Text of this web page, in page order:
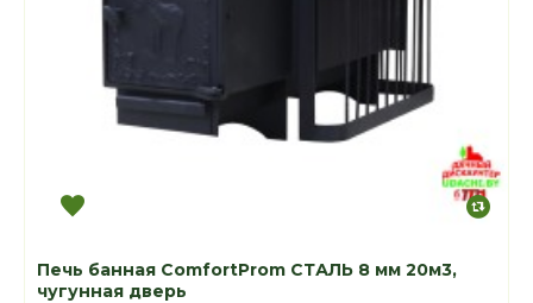
Печь банная ComfortProm СТАЛЬ 8 мм 20м3,
чугунная дверь